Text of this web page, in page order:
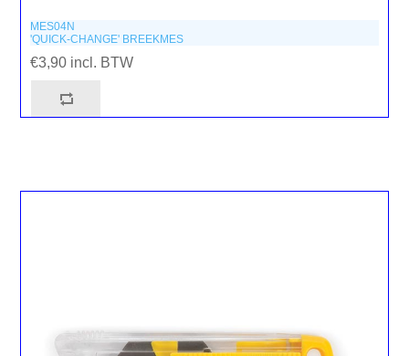
MES04N
'QUICK-CHANGE' BREEKMES
€3,90 incl. BTW